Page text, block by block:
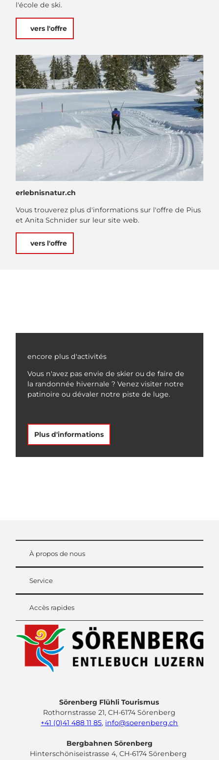
l'école de ski.
vers l'offre
Winter_Panoramaloipe_Langlauf_Salwideli_Soerenberg_David Kurth
erlebnisnatur.ch
Vous trouverez plus d'informations sur l'offre de Pius
et Anita Schnider sur leur site web.
vers l'offre
encore plus d'activités
Vous n'avez pas envie de skier ou de faire de
la randonnée hivernale ? Venez visiter notre
patinoire ou dévaler notre piste de luge.
Plus d'informations
À propos de nous
Service
Accès rapides
Sörenberg Flühli Tourismus
Rothornstrasse 21, CH-6174 Sörenberg
+41 (0)41 488 11 85, info@soerenberg.ch
Bergbahnen Sörenberg
Hinterschöniseistrasse 4, CH-6174 Sörenberg